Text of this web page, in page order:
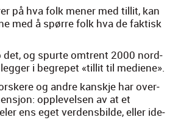
på hva folk men­er med tillit, kan
med å spørre folk hva de fak­tisk
det, og spurte omtrent 2000 nord­
i begrepet «tillit til medi­ene».
og andre kan­skje har over­
opplevelsen av at et
ens eget ver­dens­bilde, eller ide­